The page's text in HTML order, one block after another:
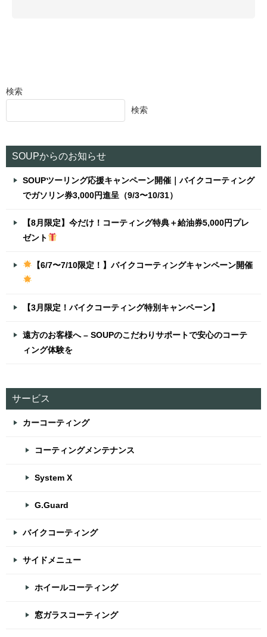
検索
検索
SOUPからのお知らせ
SOUPツーリング応援キャンペーン開催｜バイクコーティング
でガソリン券3,000円進呈（9/3〜10/31）
【8月限定】今だけ！コーティング特典＋給油券5,000円プレ
ゼント
【6/7〜7/10限定！】バイクコーティングキャンペーン開催
【3月限定！バイクコーティング特別キャンペーン】
遠方のお客様へ – SOUPのこだわりサポートで安心のコーテ
ィング体験を
サービス
カーコーティング
コーティングメンテナンス
System X
G.Guard
バイクコーティング
サイドメニュー
ホイールコーティング
窓ガラスコーティング